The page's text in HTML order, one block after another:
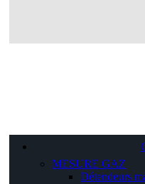
MESURE GAZ
Détendeurs